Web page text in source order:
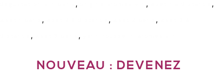
, , ,
, , ,
, ,
NOUVEAU : DEVENEZ